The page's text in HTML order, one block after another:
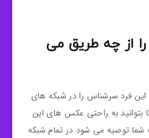
از چه طریق می
این فرد سرشناس را در شبکه های
بتوانید به راحتی عکس های این
شما توصیه می شود در تمام شبکه